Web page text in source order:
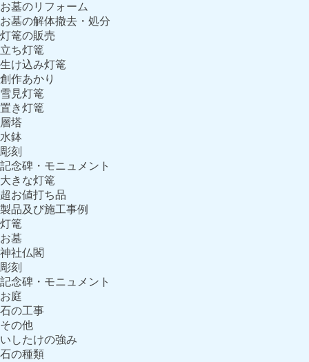
お墓のリフォーム
お墓の解体撤去・処分
灯篭の販売
立ち灯篭
生け込み灯篭
創作あかり
雪見灯篭
置き灯篭
層塔
水鉢
彫刻
記念碑・モニュメント
大きな灯篭
超お値打ち品
製品及び施工事例
灯篭
お墓
神社仏閣
彫刻
記念碑・モニュメント
お庭
石の工事
その他
いしたけの強み
石の種類